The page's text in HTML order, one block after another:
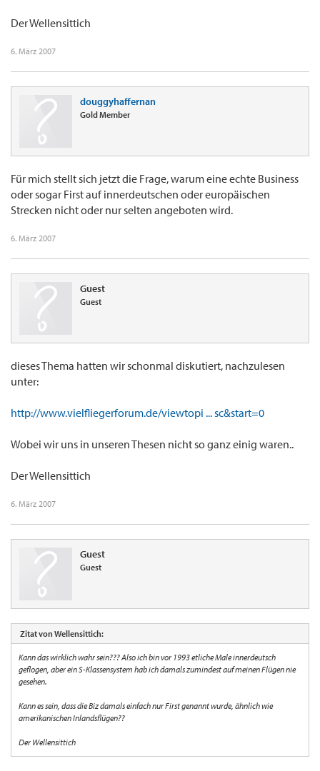
Der Wellensittich
6. März 2007
douggyhaffernan
Gold Member
Für mich stellt sich jetzt die Frage, warum eine echte Business
oder sogar First auf innerdeutschen oder europäischen
Strecken nicht oder nur selten angeboten wird.
6. März 2007
Guest
Guest
dieses Thema hatten wir schonmal diskutiert, nachzulesen
unter:
http://www.vielfliegerforum.de/viewtopi ... sc&start=0
Wobei wir uns in unseren Thesen nicht so ganz einig waren..
Der Wellensittich
6. März 2007
Guest
Guest
Zitat von Wellensittich:
Kann das wirklich wahr sein??? Also ich bin vor 1993 etliche Male innerdeutsch
geflogen, aber ein S-Klassensystem hab ich damals zumindest auf meinen Flügen nie
gesehen.
Kann es sein, dass die Biz damals einfach nur First genannt wurde, ähnlich wie
amerikanischen Inlandsflügen??
Der Wellensittich